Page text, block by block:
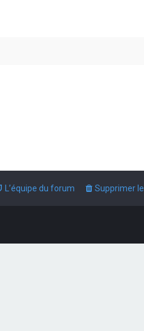
Supprimer
L’équipe du forum